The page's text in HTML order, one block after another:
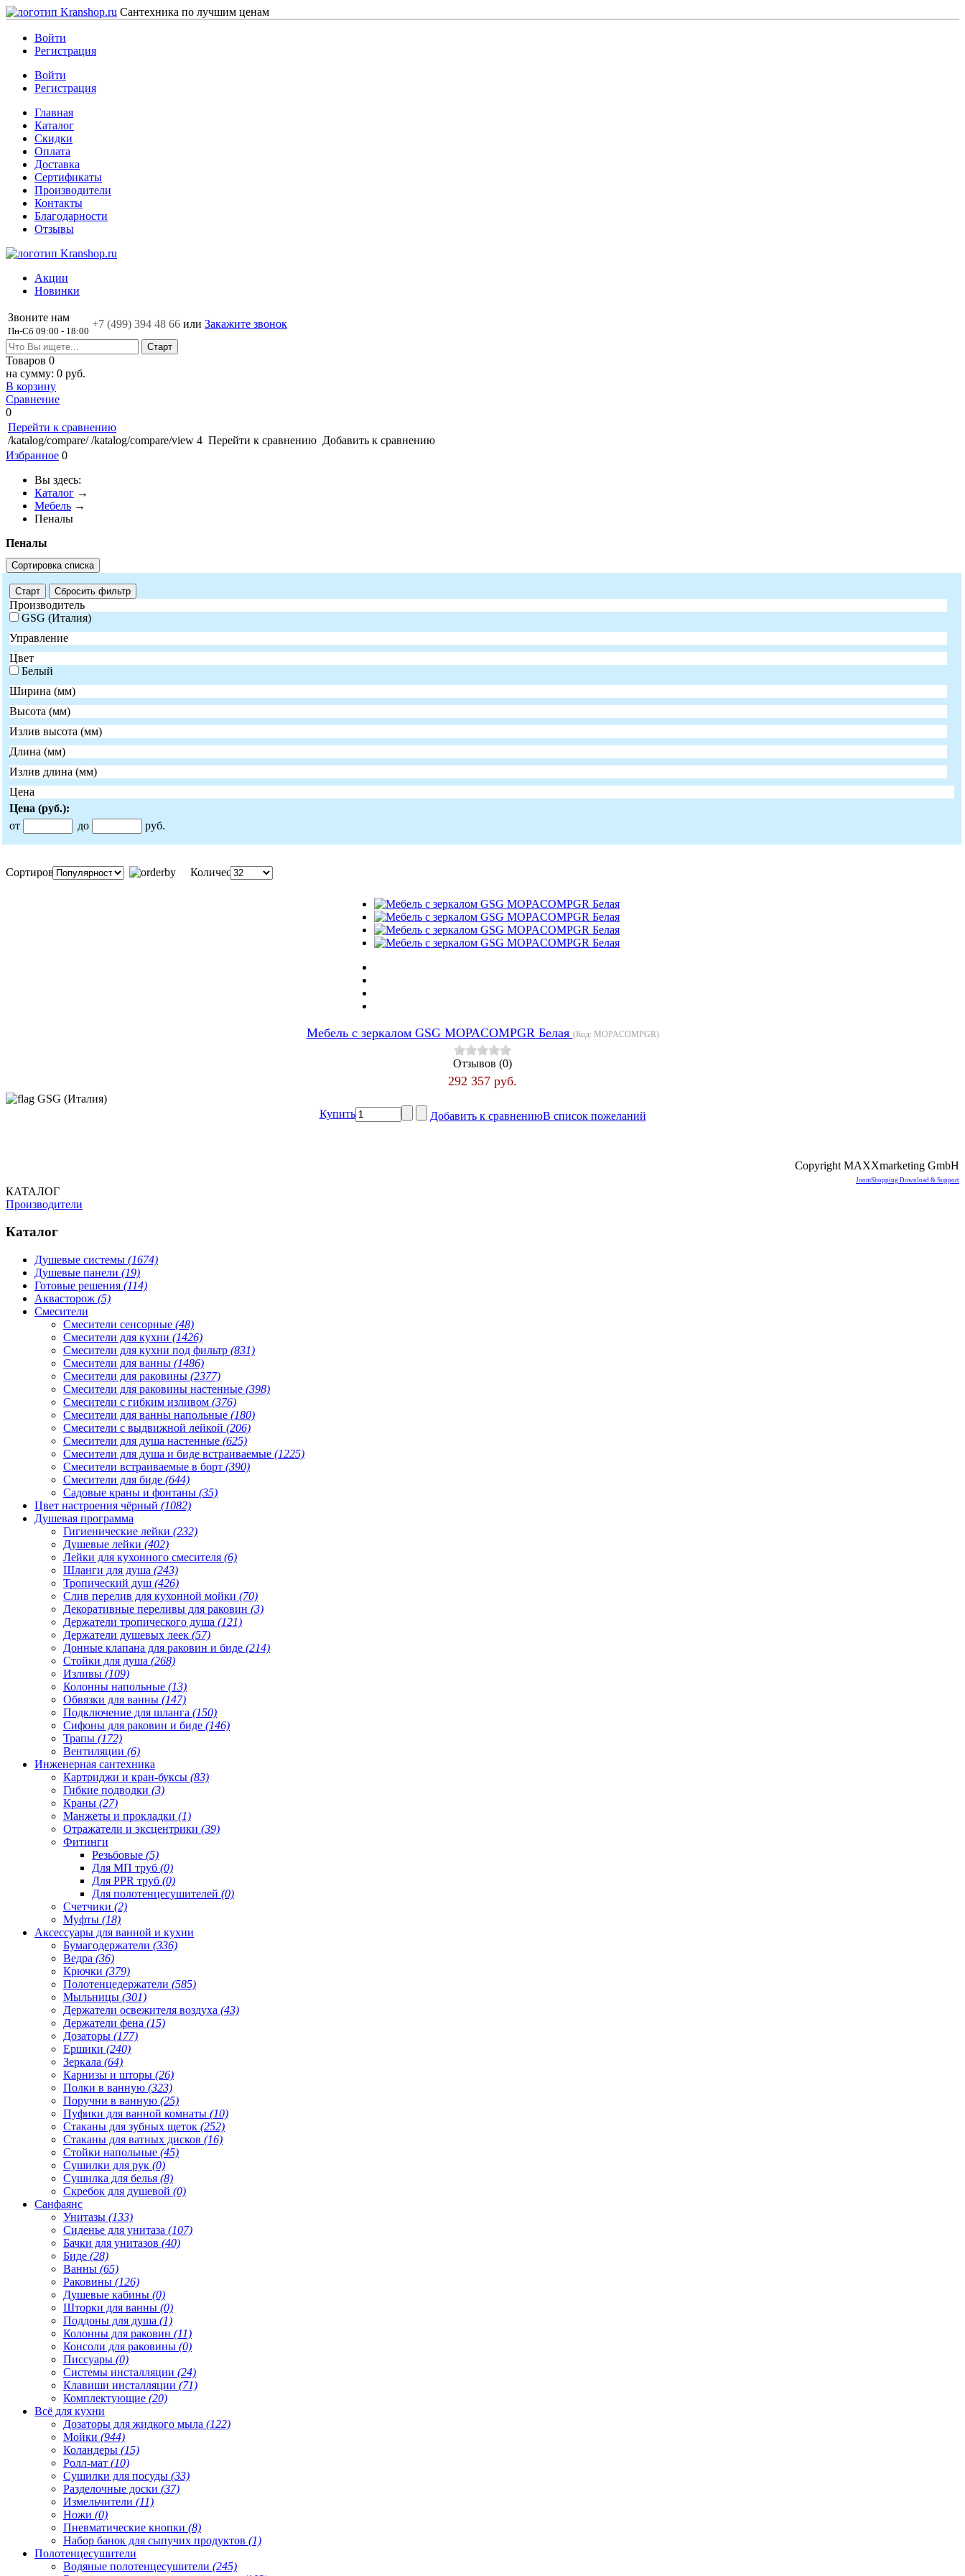
Сантехника по лучшим ценам
Войти
Регистрация
Войти
Регистрация
Главная
Каталог
Скидки
Оплата
Доставка
Сертификаты
Производители
Контакты
Благодарности
Отзывы
Акции
Новинки
Звоните нам
Пн-Сб 09:00 - 18:00
+7 (499) 394 48 66 или Закажите звонок
Товаров 0
на сумму: 0 руб.
В корзину
Сравнение
0
Перейти к сравнению
/katalog/compare/ /katalog/compare/view 4 Перейти к сравнению Добавить к сравнению
Избранное 0
Вы здесь:
Каталог →
Мебель →
Пеналы
Пеналы
Сортировка списка
Старт Сбросить фильтр
Производитель
GSG (Италия)
Управление
Цвет
Белый
Ширина (мм)
Высота (мм)
Излив высота (мм)
Длина (мм)
Излив длина (мм)
Цена
Цена (руб.):
от
до руб.
Сортировка: Количество:
Мебель с зеркалом GSG MOPACOMPGR Белая (Код: MOPACOMPGR)
Отзывов (0)
292 357 руб.
GSG (Италия)
Купить
Добавить к сравнениюВ список пожеланий
Copyright MAXXmarketing GmbH
JoomShopping Download & Support
КАТАЛОГ
Производители
Каталог
Душевые системы (1674)
Душевые панели (19)
Готовые решения (114)
Аквасторож (5)
Смесители
Смесители сенсорные (48)
Смесители для кухни (1426)
Смесители для кухни под фильтр (831)
Смесители для ванны (1486)
Смесители для раковины (2377)
Смесители для раковины настенные (398)
Смесители с гибким изливом (376)
Смесители для ванны напольные (180)
Смесители с выдвижной лейкой (206)
Смесители для душа настенные (625)
Смесители для душа и биде встраиваемые (1225)
Смесители встраиваемые в борт (390)
Смесители для биде (644)
Садовые краны и фонтаны (35)
Цвет настроения чёрный (1082)
Душевая программа
Гигиенические лейки (232)
Душевые лейки (402)
Лейки для кухонного смесителя (6)
Шланги для душа (243)
Тропический душ (426)
Слив перелив для кухонной мойки (70)
Декоративные переливы для раковин (3)
Держатели тропического душа (121)
Держатели душевых леек (57)
Донные клапана для раковин и биде (214)
Стойки для душа (268)
Изливы (109)
Колонны напольные (13)
Обвязки для ванны (147)
Подключение для шланга (150)
Сифоны для раковин и биде (146)
Трапы (172)
Вентиляции (6)
Инженерная сантехника
Картриджи и кран-буксы (83)
Гибкие подводки (3)
Краны (27)
Манжеты и прокладки (1)
Отражатели и эксцентрики (39)
Фитинги
Резьбовые (5)
Для МП труб (0)
Для PPR труб (0)
Для полотенцесушителей (0)
Счетчики (2)
Муфты (18)
Аксессуары для ванной и кухни
Бумагодержатели (336)
Ведра (36)
Крючки (379)
Полотенцедержатели (585)
Мыльницы (301)
Держатели освежителя воздуха (43)
Держатели фена (15)
Дозаторы (177)
Ершики (240)
Зеркала (64)
Карнизы и шторы (26)
Полки в ванную (323)
Поручни в ванную (25)
Пуфики для ванной комнаты (10)
Стаканы для зубных щеток (252)
Стаканы для ватных дисков (16)
Стойки напольные (45)
Сушилки для рук (0)
Сушилка для белья (8)
Скребок для душевой (0)
Санфаянс
Унитазы (133)
Сиденье для унитаза (107)
Бачки для унитазов (40)
Биде (28)
Ванны (65)
Раковины (126)
Душевые кабины (0)
Шторки для ванны (0)
Поддоны для душа (1)
Колонны для раковин (11)
Консоли для раковины (0)
Писсуары (0)
Системы инсталляции (24)
Клавиши инсталляции (71)
Комплектующие (20)
Всё для кухни
Дозаторы для жидкого мыла (122)
Мойки (944)
Коландеры (15)
Ролл-мат (10)
Сушилки для посуды (33)
Разделочные доски (37)
Измельчители (11)
Ножи (0)
Пневматические кнопки (8)
Набор банок для сыпучих продуктов (1)
Полотенцесушители
Водяные полотенцесушители (245)